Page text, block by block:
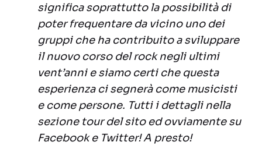
significa soprattutto la possibilità di
poter frequentare da vicino uno dei
gruppi che ha contribuito a sviluppare
il nuovo corso del rock negli ultimi
vent’anni e siamo certi che questa
esperienza ci segnerà come musicisti
e come persone. Tutti i dettagli nella
sezione tour del sito ed ovviamente su
Facebook e Twitter! A presto!